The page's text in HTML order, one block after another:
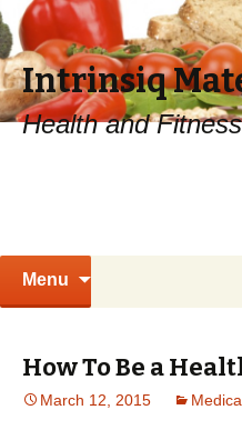
Intrinsiq
Health and Fitness
Menu
How To Be a
March 12, 2015